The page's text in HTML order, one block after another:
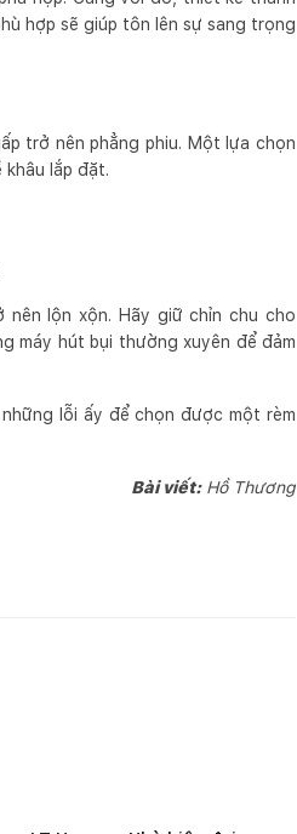
hợp sẽ giúp tôn lên sự sang trọng
trở nên phẳng phiu. Một lựa chọn
khâu lắp đặt.
nên lộn xộn. Hãy giữ chỉn chu cho
máy hút bụi thường xuyên để đảm
lỗi ấy để chọn được một rèm
Bài viết:Hồ Thương